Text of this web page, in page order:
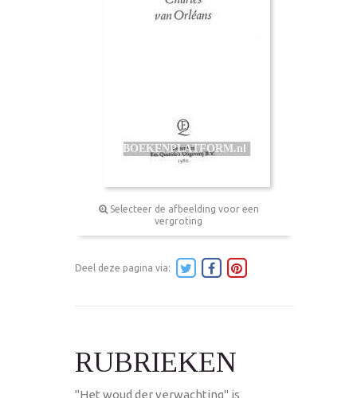
Selecteer de afbeelding voor een
vergroting
Deel deze pagina via:
RUBRIEKEN
"Het woud der verwachting" is